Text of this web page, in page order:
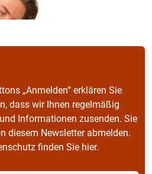
„Anmelden“ erklären Sie
dass wir Ihnen regelmäßig
Informationen zusenden. Sie
diesem Newsletter abmelden.
finden Sie hier.